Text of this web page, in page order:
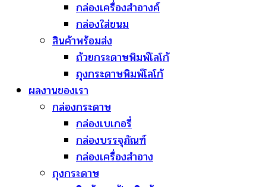
กล่องเครื่องสำอางค์
กล่องใส่ขนม
สินค้าพร้อมส่ง
ถ้วยกระดาษพิมพ์โลโก้
ถุงกระดาษพิมพ์โลโก้
ผลงานของเรา
กล่องกระดาษ
กล่องเบเกอรี่
กล่องบรรจุภัณฑ์
กล่องเครื่องสำอาง
ถุงกระดาษ